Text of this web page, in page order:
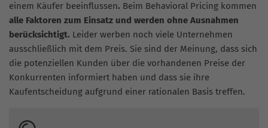
einem Käufer beeinflussen. Beim Behavioral Pricing kommen
alle Faktoren zum Einsatz und werden ohne Ausnahmen
berücksichtigt. Leider werben noch viele Unternehmen
ausschließlich mit dem Preis. Sie sind der Meinung, dass sich
die potenziellen Kunden über die vorhandenen Preise der
Konkurrenten informiert haben und dass sie ihre
Kaufentscheidung aufgrund einer rationalen Basis treffen.